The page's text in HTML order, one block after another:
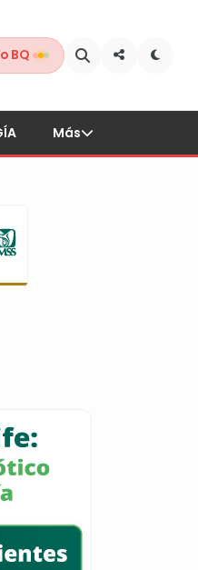
BQ
Más